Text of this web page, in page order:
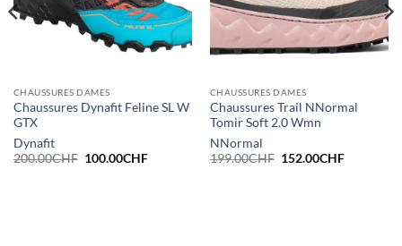
CHAUSSURES DAMES
Chaussures Dynafit Feline SL W
GTX
Dynafit
200.00CHF Le
100.00CHFLe
CHAUSSURES DAMES
Chaussures Trail NNormal
Tomir Soft 2.0 Wmn
NNormal
199.00CHF Le
152.00CHFLe